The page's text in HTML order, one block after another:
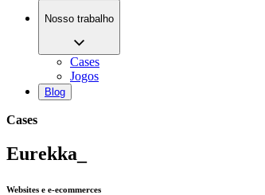
Nosso trabalho
Cases
Jogos
Blog
Cases
Eurekka_
Websites e e-ecommerces